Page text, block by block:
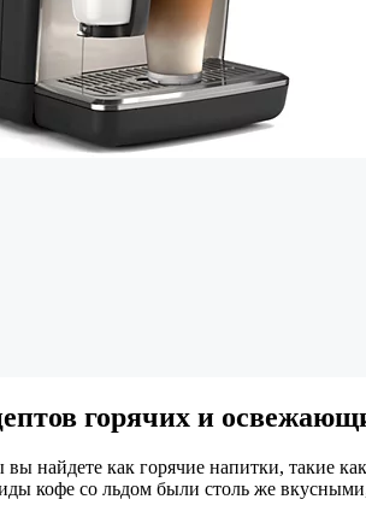
горячих и
найдете как горячие напитки, такие
кофе со льдом были столь же